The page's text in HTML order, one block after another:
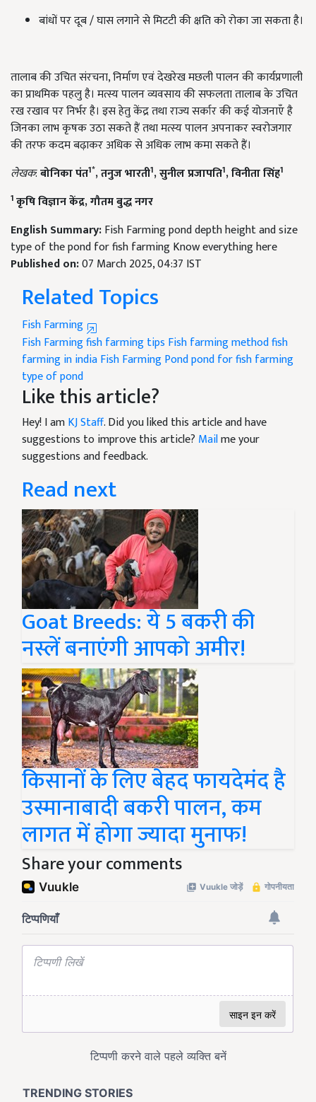
बांधों पर दूब / घास लगाने से मिटटी की क्षति को रोका जा सकता है।
तालाब की उचित संरचना, निर्माण एवं देखरेख मछली पालन की कार्यप्रणाली
का प्राथमिक पहलु है। मत्स्य पालन व्यवसाय की सफलता तालाब के उचित
रख रखाव पर निर्भर है। इस हेतु केंद्र तथा राज्य सर्कार की कई योजनाएँ है
जिनका लाभ कृषक उठा सकते हैं तथा मत्स्य पालन अपनाकर स्वरोजगार
की तरफ कदम बढ़ाकर अधिक से अधिक लाभ कमा सकते हैं।
लेखक:बोनिका पंत1*,तनुज भारती1,सुनील प्रजापति1,विनीता सिंह1
1 कृषि विज्ञान केंद्र,गौतम बुद्ध नगर
English Summary:Fish Farming pond depth height and size
type of the pond for fish farming Know everything here
Published on:07 March 2025, 04:37 IST
Related Topics
Fish Farming
Fish Farmingfish farming tips Fish farming methodfish
farming in indiaFish Farming Pondpond for fish farming
type of pond
Like this article?
Hey! I amKJ Staff. Did you liked this article and have
suggestions to improve this article? Mailme your
suggestions and feedback.
Read next
Goat Breeds: ये 5 बकरी की
नस्लें बनाएंगी आपको अमीर!
किसानों के लिए बेहद फायदेमंद है
उस्मानाबादी बकरी पालन, कम
लागत में होगा ज्यादा मुनाफ!
Share your comments